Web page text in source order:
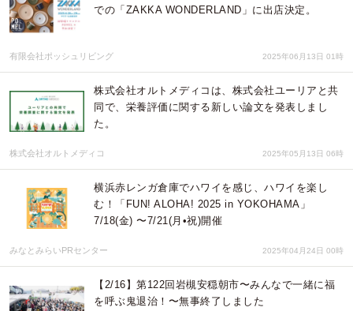
での「ZAKKA WONDERLAND」に出店決定。
有限会社ポッシュリビング 2025年06月13日 01時
株式会社オルトメディコは、株式会社ユーリアと共
同で、栄養評価に関する新しい論文を発表しまし
た。
株式会社オルトメディコ 2025年05月13日 06時
横浜赤レンガ倉庫でハワイを感じ、ハワイを楽し
む！「FUN! ALOHA! 2025 in YOKOHAMA」
7/18(金) 〜7/21(月•祝)開催
みなとみらいPRセンター 2025年04月24日 00時
【2/16】第122回岩槻安穏朝市〜みんなで一緒に福
を呼ぶ鬼退治！〜無事終了しました